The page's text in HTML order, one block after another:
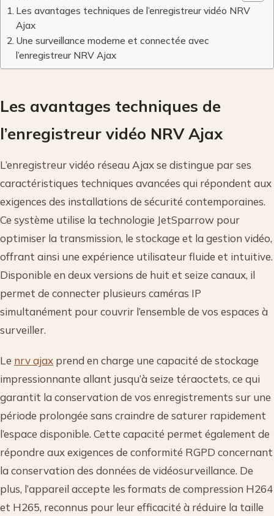
Les avantages techniques de l’enregistreur vidéo NRV
Ajax
Une surveillance moderne et connectée avec
l’enregistreur NRV Ajax
Les avantages techniques de
l’enregistreur vidéo NRV Ajax
L’enregistreur vidéo réseau Ajax se distingue par ses
caractéristiques techniques avancées qui répondent aux
exigences des installations de sécurité contemporaines.
Ce système utilise la technologie JetSparrow pour
optimiser la transmission, le stockage et la gestion vidéo,
offrant ainsi une expérience utilisateur fluide et intuitive.
Disponible en deux versions de huit et seize canaux, il
permet de connecter plusieurs caméras IP
simultanément pour couvrir l’ensemble de vos espaces à
surveiller.
Le nrv ajax prend en charge une capacité de stockage
impressionnante allant jusqu’à seize téraoctets, ce qui
garantit la conservation de vos enregistrements sur une
période prolongée sans craindre de saturer rapidement
l’espace disponible. Cette capacité permet également de
répondre aux exigences de conformité RGPD concernant
la conservation des données de vidéosurveillance. De
plus, l’appareil accepte les formats de compression H264
et H265, reconnus pour leur efficacité à réduire la taille